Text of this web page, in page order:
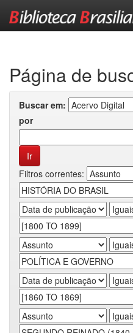
Página de
Buscar em:
por
Filtros correntes: